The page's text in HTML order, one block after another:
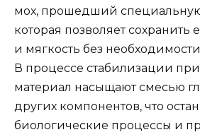
мох, прошедший специальную
которая позволяет
и мягкость без
В процессе стабилизации
материал насыщают смесью
других компонентов, что
биологические процессы и